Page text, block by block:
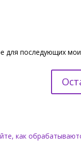
для последующих
как